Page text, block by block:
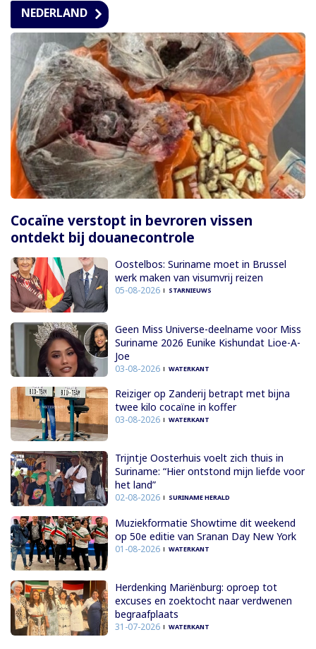
NEDERLAND
Cocaïne verstopt in bevroren vissen
ontdekt bij douanecontrole
Oostelbos: Suriname moet in Brussel
werk maken van visumvrij reizen
05-08-2026 STARNIEUWS
Geen Miss Universe-deelname voor Miss
Suriname 2026 Eunike Kishundat Lioe-A-
Joe
03-08-2026 WATERKANT
Reiziger op Zanderij betrapt met bijna
twee kilo cocaïne in koffer
03-08-2026 WATERKANT
Trijntje Oosterhuis voelt zich thuis in
Suriname: “Hier ontstond mijn liefde voor
het land”
02-08-2026 SURINAME HERALD
Muziekformatie Showtime dit weekend
op 50e editie van Sranan Day New York
01-08-2026 WATERKANT
Herdenking Mariënburg: oproep tot
excuses en zoektocht naar verdwenen
begraafplaats
31-07-2026 WATERKANT